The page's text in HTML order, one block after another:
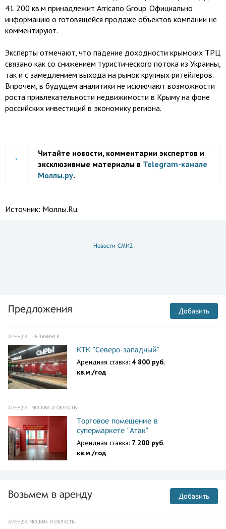
41 200 кв.м принадлежит Arricano Group. Официально
информацию о готовящейся продаже объектов компании не
комментируют.
Эксперты отмечают, что падение доходности крымских ТРЦ
связано как со снижением туристического потока из Украины,
так и с замедлением выхода на рынок крупных ритейлеров.
Впрочем, в будущем аналитики не исключают возможности
роста привлекательности недвижимости в Крыму на фоне
российских инвестиций в экономику региона.
Читайте новости, комментарии экспертов и
эксклюзивные материалы в Telegram-канале
Моллы.ру.
Источник: Моллы.Ru.
Новости СМИ2
Предложения Добавить
АРЕНДА , ЧЕЛЯБИНСК
КТК "Северо-западный"
Арендная ставка: 4 800 руб.
кв.м./год
АРЕНДА , МОСКВА И ОБЛАСТЬ
Торговое помещение в
супермаркете "Атак"
Арендная ставка: 7 200 руб.
кв.м./год
Возьмем в аренду Добавить
АРЕНДА МОСКВА И ОБЛАСТЬ